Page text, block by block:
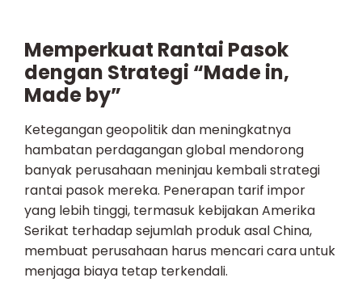
Memperkuat Rantai Pasok
dengan Strategi “Made in,
Made by”
Ketegangan geopolitik dan meningkatnya
hambatan perdagangan global mendorong
banyak perusahaan meninjau kembali strategi
rantai pasok mereka. Penerapan tarif impor
yang lebih tinggi, termasuk kebijakan Amerika
Serikat terhadap sejumlah produk asal China,
membuat perusahaan harus mencari cara untuk
menjaga biaya tetap terkendali.